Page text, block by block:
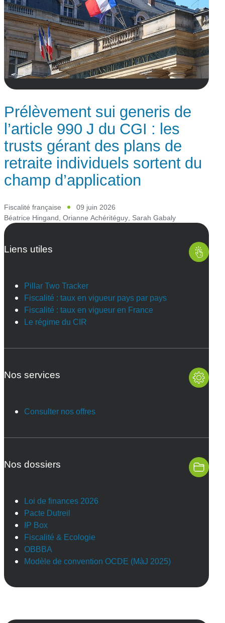
Prélèvement sui generis de
l’article 990 J du CGI : les
trusts gérant des plans de
retraite individuels sortent du
champ d’application
Fiscalité française
09 juin 2026
Béatrice Hingand Orianne Achéritéguy Sarah Gabaly
Liens utiles
Pillar Two Tracker
Fiscalité : taux en vigueur pays par pays
Fiscalité : taux en vigueur en France
Le régime du CIR
Nos services
Consulter nos offres
Nos dossiers
Loi de finances 2026
Pacte Dutreil
IP Box
Fiscalité & Ecologie
OBBBA
Modèle de convention OCDE (MàJ 2025)